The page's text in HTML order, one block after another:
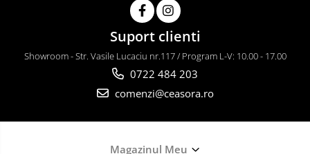
Suport clienti
Showroom - Str. Vasile Lucaciu nr.117 / Program L-V: 10.00 - 17.00
0722 484 203
comenzi@ceasora.ro
Magazinul Meu